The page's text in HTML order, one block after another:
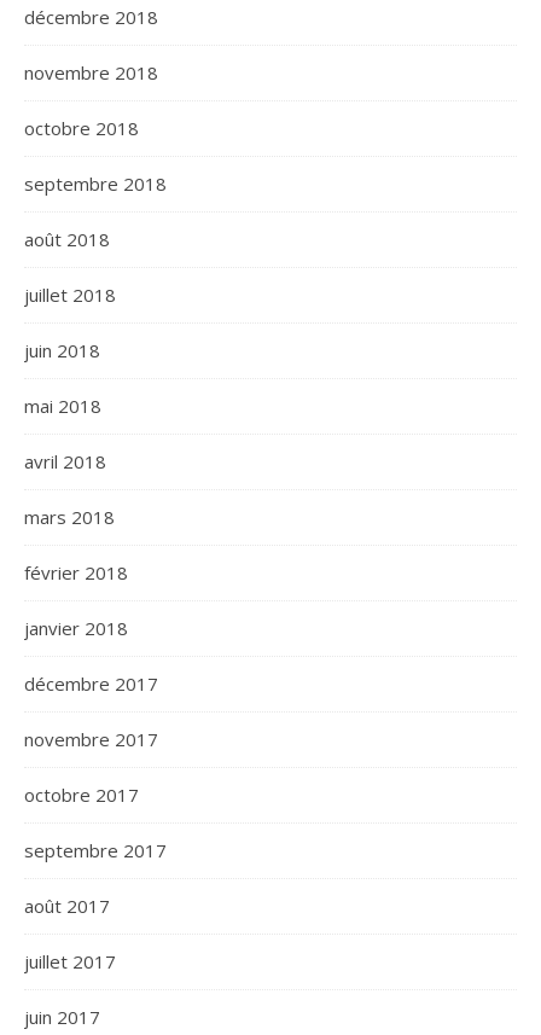
décembre 2018
novembre 2018
octobre 2018
septembre 2018
août 2018
juillet 2018
juin 2018
mai 2018
avril 2018
mars 2018
février 2018
janvier 2018
décembre 2017
novembre 2017
octobre 2017
septembre 2017
août 2017
juillet 2017
juin 2017